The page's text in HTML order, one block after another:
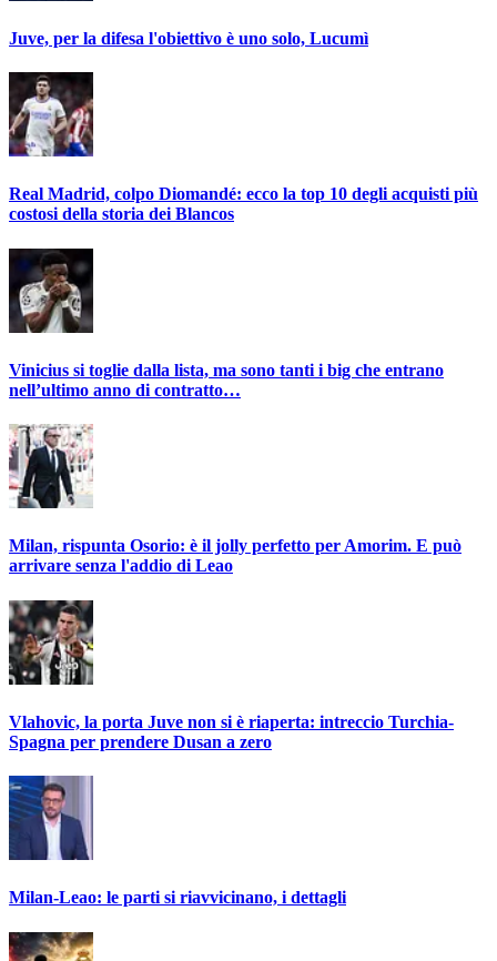
Juve, per la difesa l'obiettivo è uno solo, Lucumì
Real Madrid, colpo Diomandé: ecco la top 10 degli acquisti più
costosi della storia dei Blancos
Vinicius si toglie dalla lista, ma sono tanti i big che entrano
nell’ultimo anno di contratto…
Milan, rispunta Osorio: è il jolly perfetto per Amorim. E può
arrivare senza l'addio di Leao
Vlahovic, la porta Juve non si è riaperta: intreccio Turchia-
Spagna per prendere Dusan a zero
Milan-Leao: le parti si riavvicinano, i dettagli